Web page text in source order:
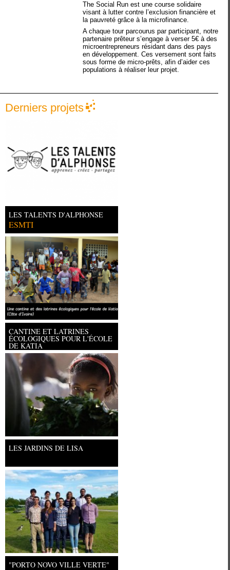
The Social Run est une course solidaire
visant à lutter contre l’exclusion financière et
la pauvreté grâce à la microfinance.
A chaque tour parcourus par participant, notre
partenaire prêteur s’engage à verser 5€ à des
microentrepreneurs résidant dans des pays
en développement. Ces versement sont faits
sous forme de micro-prêts, afin d’aider ces
populations à réaliser leur projet.
Derniers projets
LES TALENTS D'ALPHONSE
ESMTI
CANTINE ET LATRINES
ÉCOLOGIQUES POUR L'ÉCOLE
DE KATIA
Université Paris Ouest Nanterre la
LES JARDINS DE LISA
"PORTO NOVO VILLE VERTE"